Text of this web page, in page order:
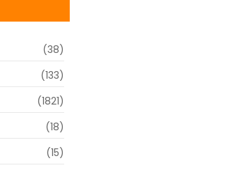
(38)
(133)
(1821)
(18)
(15)